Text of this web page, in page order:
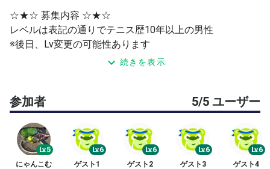
☆★☆ 募集内容 ☆★☆
レベルは表記の通りでテニス歴10年以上の男性
※後日、Lv変更の可能性あります
※60代の方は直近1年間の大会名・開催日時・戦績を、ご
☆★☆ 内容 ☆★☆
MAX6名で4G先取ノーアド
☆★☆ 参加費 ☆★☆
600円（5名参加時）
続きを表示
参加者 5/5 ユーザー
Lv.5
にゃんこむ
Lv.6
ゲスト1
Lv.6
ゲスト2
Lv.6
ゲスト3
Lv.6
ゲスト4